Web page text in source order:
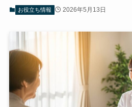
お役立ち情報 2026年5月13日